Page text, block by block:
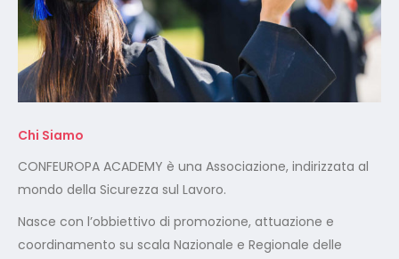
Chi Siamo
mondo della Sicurezza sul Lavoro.
Nasce con l’obbiettivo di promozione, attuazione e
coordinamento su scala Nazionale e Regionale delle
iniziative di Formazione, orientamento, ricerca,
addestramento, formazione universitaria, qualificazione e